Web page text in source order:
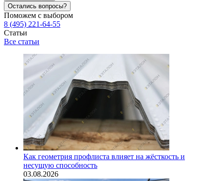
Остались вопросы?
Поможем с выбором
8 (495) 221-64-55
Статьи
Все статьи
Как геометрия профлиста влияет на жёсткость и
несущую способность
03.08.2026